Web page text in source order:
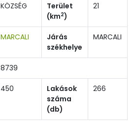
KÖZSÉG
Terület
(km2)
21
MARCALI
Járás
székhelye
MARCALI
8739
450
Lakások
száma
(db)
266